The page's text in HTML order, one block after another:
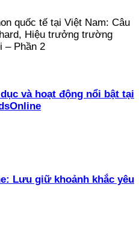
và hoạt động nổi bật tại
Lưu giữ khoảnh khắc yêu